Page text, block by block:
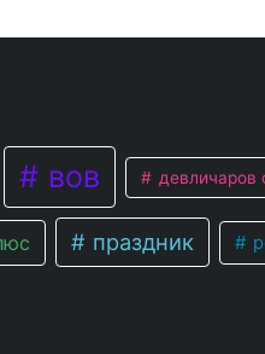
вов девличаров
праздник